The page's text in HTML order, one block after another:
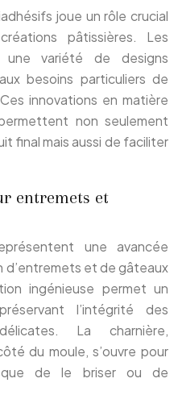
joue un rôle crucial
pâtissières. Les
variété de designs
besoins particuliers de
innovations en matière
non seulement
final mais aussi de faciliter
entremets et
une avancée
d’entremets et de gâteaux
ingénieuse permet un
l’intégrité des
La charnière,
du moule, s’ouvre pour
de le briser ou de